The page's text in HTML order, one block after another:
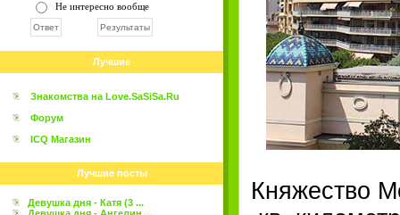
Не интересно вообще
Лучшие
Знакомства на Love.SaSiSa.Ru
Форум
ICQ Магазин
Лучшие посты
Девушка дня - Катя (3 ...
Княжество